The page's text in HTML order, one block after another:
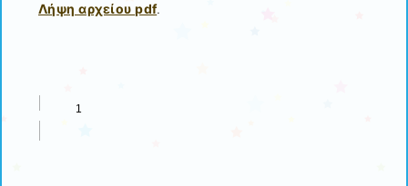
Λήψη αρχείου pdf.